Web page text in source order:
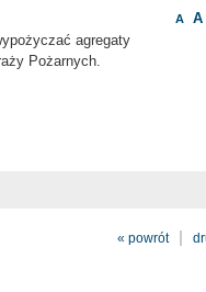
A A
agregaty
Pożarnych.
« powrót